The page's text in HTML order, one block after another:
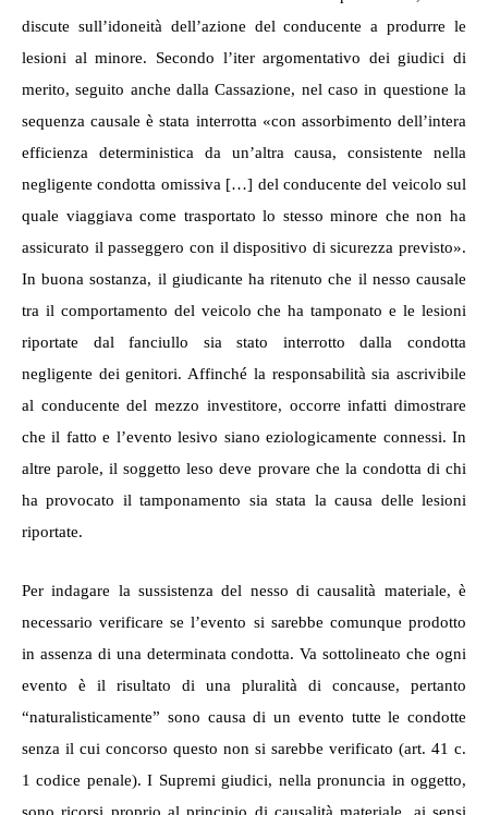
discute sull’idoneità dell’azione del conducente a produrre le
lesioni al minore. Secondo l’iterargomentativo dei giudici di
merito, seguito anche dalla Cassazione, nel caso in questione la
sequenza causale è stata interrotta «con assorbimento dell’intera
efficienza deterministica da un’altra causa,consistente nella
negligente condotta omissiva […] del conducente del veicolo sul
quale viaggiava come trasportato lo stesso minore che non ha
assicurato il passeggero con il dispositivo di sicurezza previsto».
In buona sostanza, il giudicante ha ritenutoche il nesso causale
tra il comportamento del veicolo che ha tamponato e le lesioni
riportate dal fanciullo sia stato interrotto dalla condotta
negligente dei genitori. Affinché la responsabilità sia ascrivibile
al conducente del mezzo investitore, occorreinfatti dimostrare
che il fatto e l’evento lesivo siano eziologicamente connessi. In
altre parole, il soggetto leso deve provare che la condotta di chi
ha provocato il tamponamento sia stata la causa delle lesioni
riportate.
Per indagare la sussistenza del nesso di causalità materiale, è
necessario verificare se l’evento si sarebbe comunque prodotto
in assenza di una determinata condotta. Va sottolineato che ogni
evento è il risultato di una pluralità di concause, pertanto
“naturalisticamente” sono causa di un evento tutte le condotte
senza il cui concorso questo non si sarebbe verificato (art. 41 c.
1 codice penale).I Supremi giudici, nella pronuncia in oggetto,